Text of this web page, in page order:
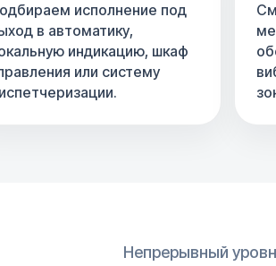
исполнение под
в автоматику,
индикацию, шкаф
или систему
Непрерывный